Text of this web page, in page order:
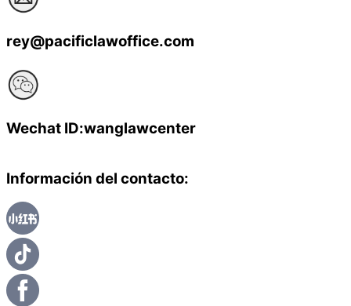
rey@pacificlawoffice.com
Wechat ID:wanglawcenter
Información del contacto: